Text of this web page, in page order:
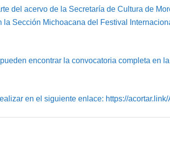
del acervo de la Secretaría de Cultura de
la Sección Michoacana del Festival
encontrar la convocatoria completa en
en el siguiente enlace: https://acortar.link/